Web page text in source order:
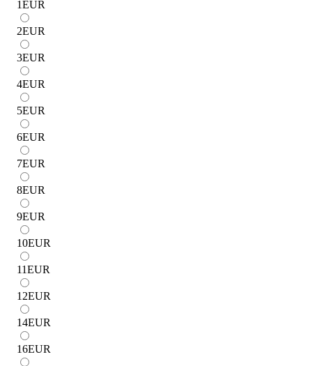
1EUR
2EUR
3EUR
4EUR
5EUR
6EUR
7EUR
8EUR
9EUR
10EUR
11EUR
12EUR
14EUR
16EUR